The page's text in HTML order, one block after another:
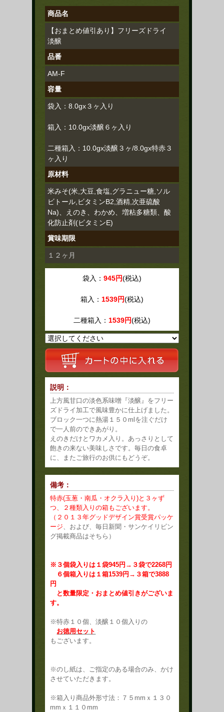
商品名
【おまとめ値引あり】フリーズドライ
淡醸
品番
AM-F
容量
袋入：8.0gx３ヶ入り
箱入：10.0gx淡醸６ヶ入り
二種箱入：10.0gx淡醸３ヶ/8.0gx特赤３
ヶ入り
原材料
米みそ(米,大豆,食塩,グラニュー糖,ソル
ビトール,ビタミンB2,酒精,次亜硫酸
Na)、えのき、わかめ、増粘多糖類、酸
化防止剤(ビタミンE)
賞味期限
１２ヶ月
袋入： 945円(税込)
箱入： 1539円(税込)
二種箱入： 1539円(税込)
説明：
上方風甘口の淡色系味噌『淡醸』をフリー
ズドライ加工で風味豊かに仕上げました。
ブロック一つに熱湯１５０mlを注ぐだけ
で一人前のできあがり。
えのきだけとワカメ入り。あっさりとして
飽きの来ない美味しさです。毎日の食卓
に、またご旅行のお供にもどうぞ。
備考：
特赤(玉葱・南瓜・オクラ入り)と３ヶず
つ、２種類入りの箱もございます。
（２０１３年グッドデザイン賞受賞パッケ
ージ、および、毎日新聞・サンケイリビン
グ掲載商品はそちら）
※３個袋入りは１袋945円→３袋で2268円
６個箱入りは１箱1539円→３箱で3888
円
と数量限定・おまとめ値引きがございま
す。
※特赤１０個、淡醸１０個入りの
お徳用セット
もございます。
※のし紙は、ご指定のある場合のみ、かけ
させていただきます。
※箱入り商品外形寸法：７５mmｘ１３０
mmｘ１１０mm